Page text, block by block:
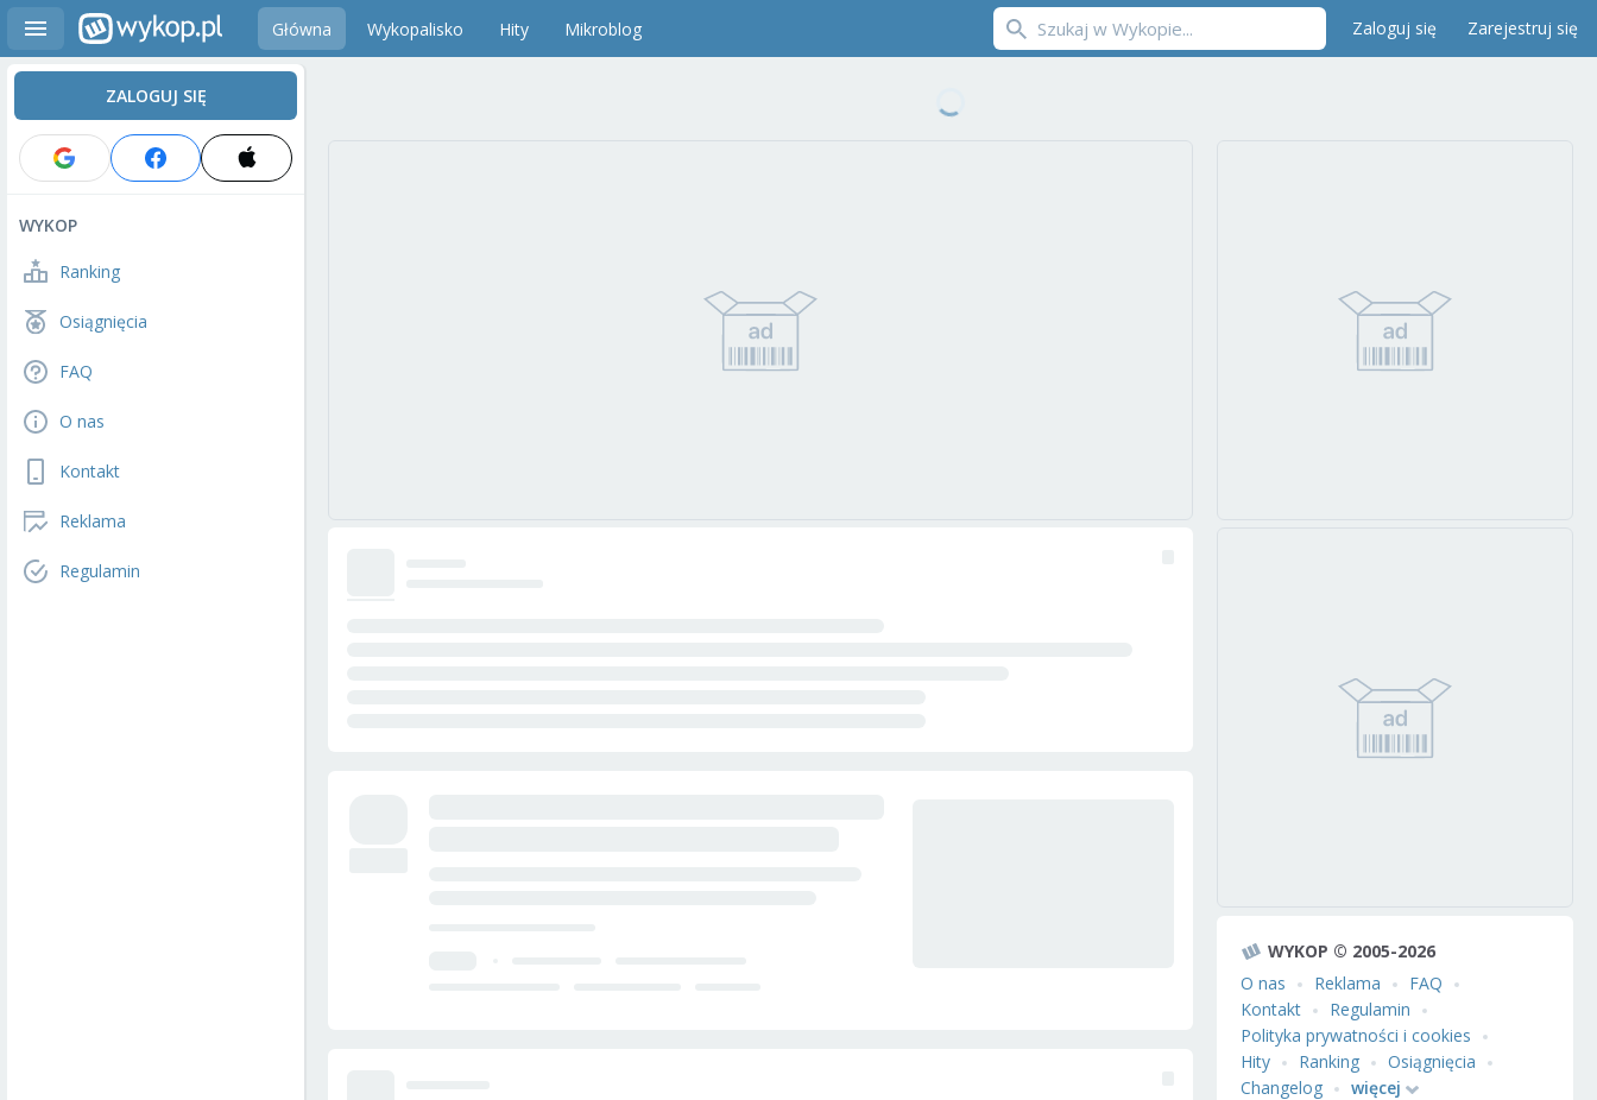
Główna Wykopalisko Hity Mikroblog Zaloguj się Zarejestruj się
ZALOGUJ SIĘ
WYKOP
Ranking
Osiągnięcia
FAQ
O nas
Kontakt
Reklama
Regulamin
WYKOP © 2005-2026
O nas
Reklama
FAQ
Kontakt
Regulamin
Polityka prywatności i cookies
Hity
Ranking
Osiągnięcia
Changelog
więcej